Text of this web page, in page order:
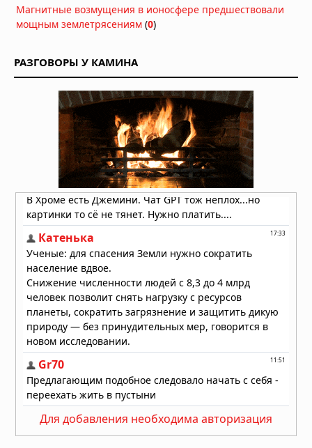
Магнитные возмущения в ионосфере предшествовали
мощным землетрясениям (0)
РАЗГОВОРЫ У КАМИНА
Для добавления необходима авторизация